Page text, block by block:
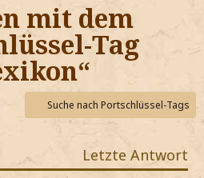
werden!
mit dem
Tag
Suche nach Portschlüssel-Tags
Letzte Antwort